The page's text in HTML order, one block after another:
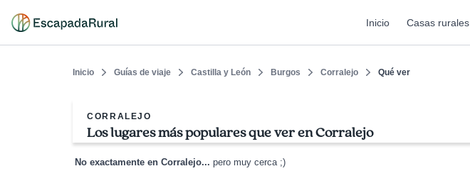
Inicio Casas rurales
Inicio Guías de viaje Castilla y León Burgos Corralejo Qué ver
CORRALEJO
Los lugares más populares que ver en Corralejo
No exactamente en Corralejo... pero muy cerca ;)